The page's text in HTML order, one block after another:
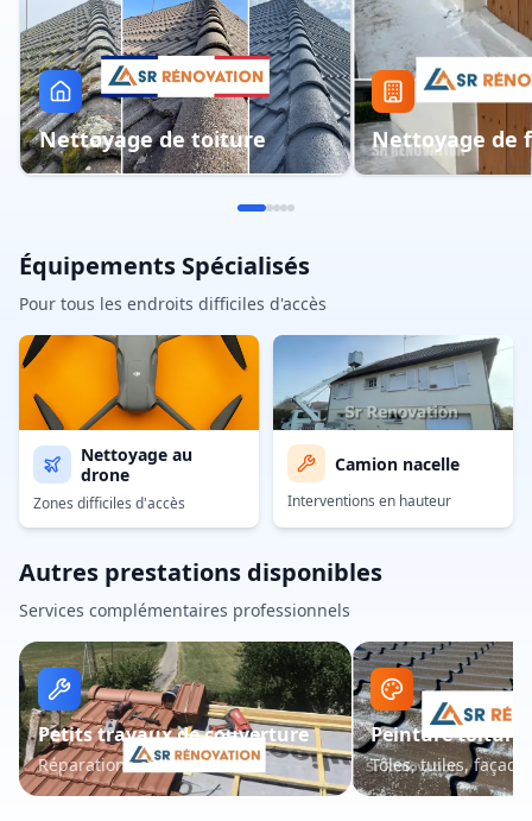
Nettoyage de toiture Nettoyage de
Équipements Spécialisés
Pour tous les endroits difficiles d'accès
Nettoyage au
drone
Zones difficiles d'accès
Camion nacelle
Interventions en hauteur
Autres prestations disponibles
Services complémentaires professionnels
Petits travaux de couverture
Réparations et entretien
Peinture toiture
Tôles, tuiles,